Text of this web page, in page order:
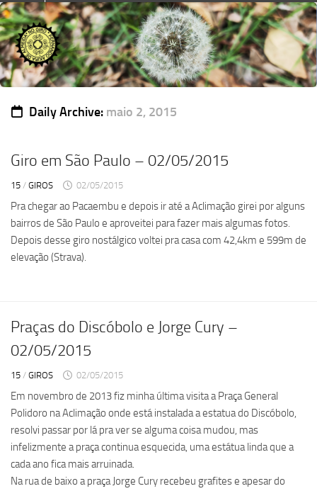
Skip
to
content
Daily Archive: maio 2, 2015
Giro em São Paulo – 02/05/2015
15 / GIROS 02/05/2015
Pra chegar ao Pacaembu e depois ir até a Aclimação girei por alguns
bairros de São Paulo e aproveitei para fazer mais algumas fotos.
Depois desse giro nostálgico voltei pra casa com 42,4km e 599m de
elevação (Strava).
Praças do Discóbolo e Jorge Cury –
02/05/2015
15 / GIROS 02/05/2015
Em novembro de 2013 fiz minha última visita a Praça General
Polidoro na Aclimação onde está instalada a estatua do Discóbolo,
resolvi passar por lá pra ver se alguma coisa mudou, mas
infelizmente a praça continua esquecida, uma estátua linda que a
cada ano fica mais arruinada.
Na rua de baixo a praça Jorge Cury recebeu grafites e apesar do